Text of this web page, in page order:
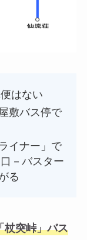
はない
敷バス停で
イナー」で
－バスター
る
杖突峠」バス